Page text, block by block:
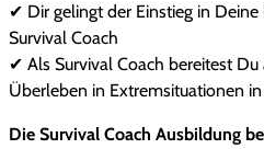
✔ Dir gelingt der Einstieg in
Survival Coach
✔ Als Survival Coach bereitest
Überleben in Extremsituationen
Die Survival Coach Ausbildung